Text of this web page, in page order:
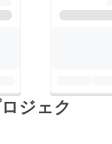
シュし
た際に
合には
クラッ
よる故
障、ク
理費実
費/100
ジェク